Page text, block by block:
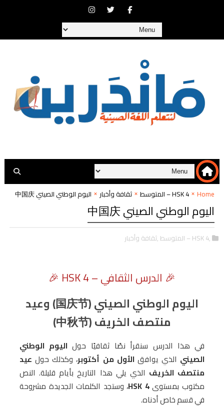
Home HSK 4 – المتوسط ثقافة وأخبار اليوم الوطني الصيني 中国庆
اليوم الوطني الصيني 中国庆
,HSK 4 – المتوسط ,ثقافة وأخبار
🎉 الدرس الثقافي – HSK 4 🎉
اليوم الوطني الصيني (国庆节) وعيد
منتصف الخريف (中秋节)
في هذا الدرس سنقرأ نصًا ثقافيًا حول اليوم الوطني
الصيني الذي يوافق الأول من أكتوبر، وكذلك حول عيد
منتصف الخريف الذي يلي هذا التاريخ بأيام قليلة. النص
مكتوب بمستوىHSK 4، وستجد الكلمات الجديدة مشروحة
في قسم خاص أدناه.